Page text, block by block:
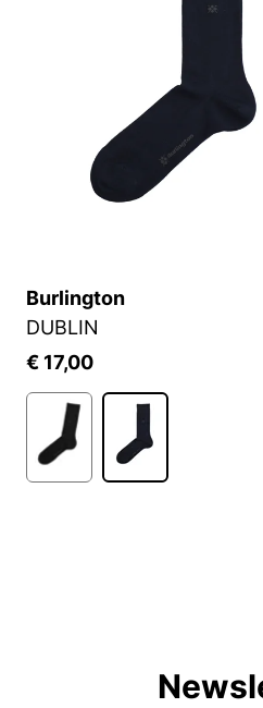
Burlington
DUBLIN
€ 17,00